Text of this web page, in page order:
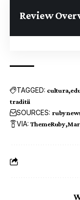
Review
TAGGED: cultura
traditii
SOURCES:
VIA: ThemeRuby